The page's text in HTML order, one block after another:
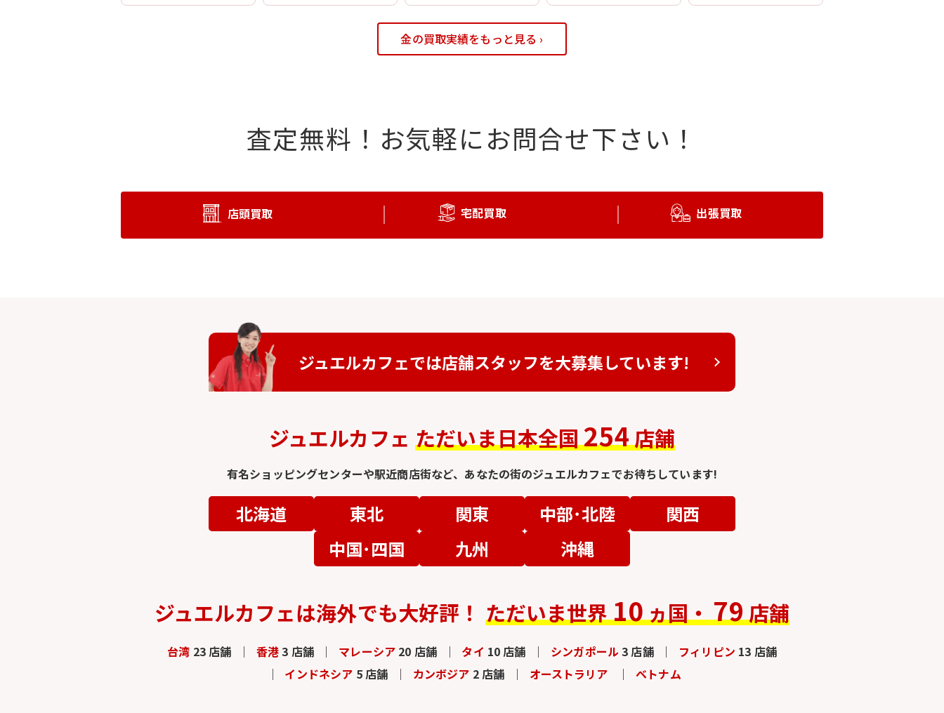
金の買取実績をもっと見る ›
査定無料！ お気軽にお問合せ下さい！
店頭買取 宅配買取 出張買取
ジュエルカフェでは店舗スタッフを大募集しています!
ジュエルカフェただいま日本全国254店舗
有名ショッピングセンターや駅近商店街など、 あなたの街のジュエルカフェでお待ちしています!
北海道 東北 関東 中部･北陸
関西
中国･四国
九州 沖縄
ジュエルカフェは海外でも大好評！ ただいま世界10ヵ国・79店舗
台湾 23 店舗 香港3 店舗 マレーシア 20 店舗 タイ 10 店舗 シンガポール3 店舗 フィリピン 13 店舗
インドネシア 5 店舗 カンボジア 2 店舗 オーストラリア ベトナム